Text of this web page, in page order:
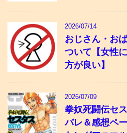
2026/07/14
おじさん・お
ついて【女性
方が良い】
2026/07/09
拳奴死闘伝セ
バレ＆感想ペ